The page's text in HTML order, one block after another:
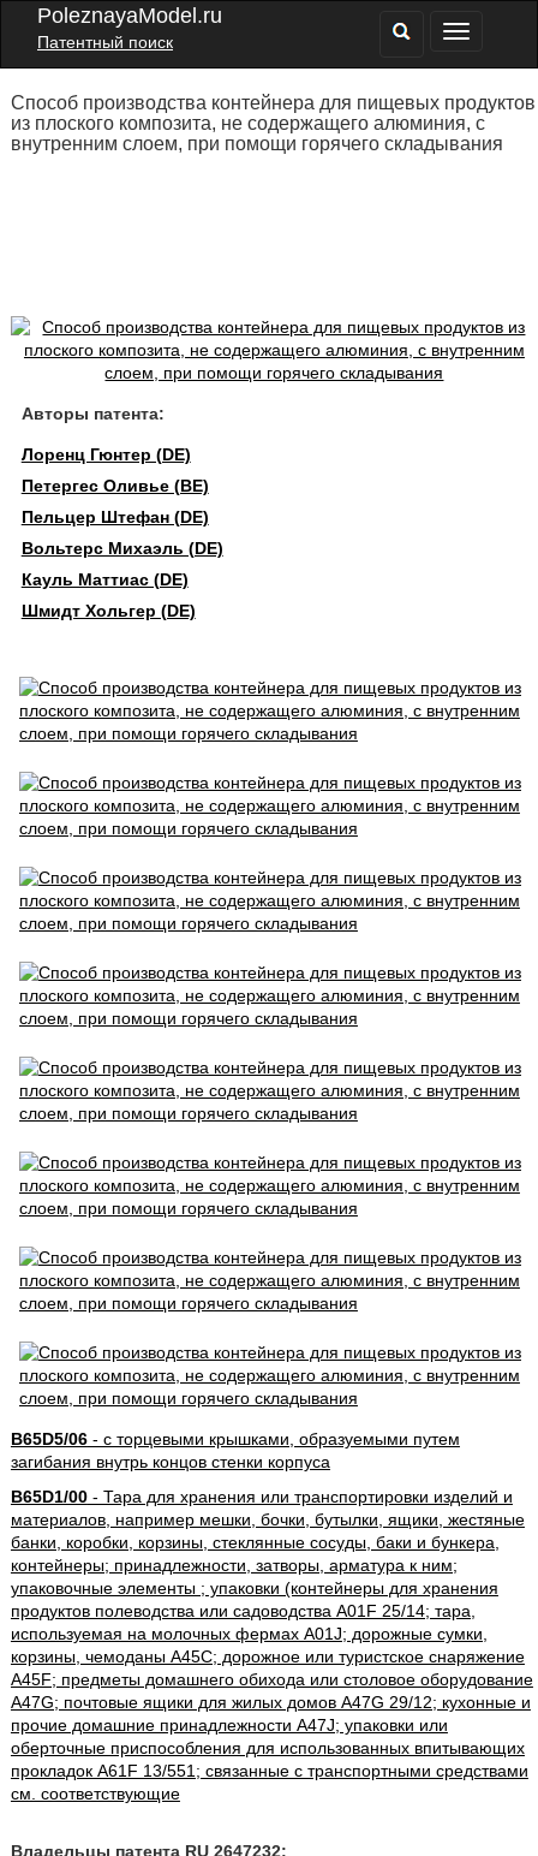
PoleznayaModel.ru
Патентный поиск
Способ производства контейнера для пищевых продуктов
из плоского композита, не содержащего алюминия, с
внутренним слоем, при помощи горячего складывания
Авторы патента:
Лоренц Гюнтер (DE)
Петергес Оливье (BE)
Пельцер Штефан (DE)
Вольтерс Михаэль (DE)
Кауль Маттиас (DE)
Шмидт Хольгер (DE)
B65D5/06- с торцевыми крышками, образуемыми путем
загибания внутрь концов стенки корпуса
B65D1/00- Тара для хранения или транспортировки изделий и
материалов, например мешки, бочки, бутылки, ящики, жестяные
банки, коробки, корзины, стеклянные сосуды, баки и бункера,
контейнеры; принадлежности, затворы, арматура к ним;
упаковочные элементы ; упаковки (контейнеры для хранения
продуктов полеводства или садоводства A01F 25/14; тара,
используемая на молочных фермах A01J; дорожные сумки,
корзины, чемоданы A45C; дорожное или туристское снаряжение
A45F; предметы домашнего обихода или столовое оборудование
A47G; почтовые ящики для жилых домов A47G 29/12; кухонные и
прочие домашние принадлежности A47J; упаковки или
оберточные приспособления для использованных впитывающих
прокладок A61F 13/551; связанные с транспортными средствами
см. соответствующие
Владельцы патента RU 2647232: